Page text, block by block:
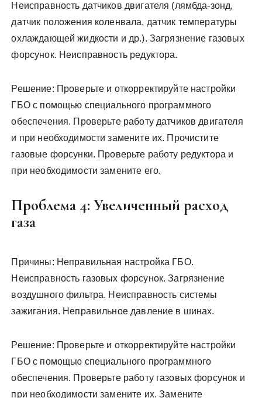
Неисправность датчиков двигателя (лямбда-зонд,
датчик положения коленвала, датчик температуры
охлаждающей жидкости и др.). Загрязнение газовых
форсунок. Неисправность редуктора.
Решение: Проверьте и откорректируйте настройки
ГБО с помощью специального программного
обеспечения. Проверьте работу датчиков двигателя
и при необходимости замените их. Прочистите
газовые форсунки. Проверьте работу редуктора и
при необходимости замените его.
Проблема 4: Увеличенный расход
газа
Причины: Неправильная настройка ГБО.
Неисправность газовых форсунок. Загрязнение
воздушного фильтра. Неисправность системы
зажигания. Неправильное давление в шинах.
Решение: Проверьте и откорректируйте настройки
ГБО с помощью специального программного
обеспечения. Проверьте работу газовых форсунок и
при необходимости замените их. Замените